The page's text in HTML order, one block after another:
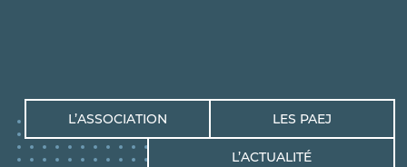
L’ASSOCIATION LES PAEJ
L’ACTUALITÉ